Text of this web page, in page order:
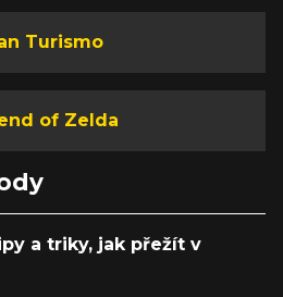
Turismo
of Zelda
a triky, jak přežít v